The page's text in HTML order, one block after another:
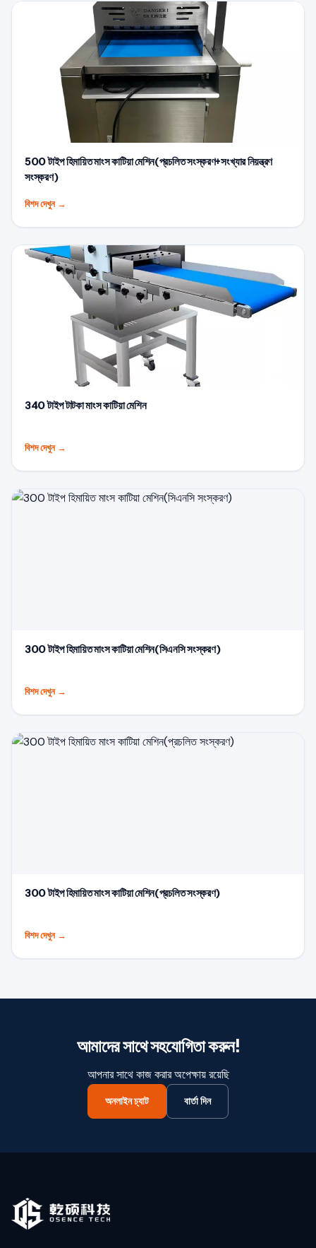
500 টাইপ হিমায়িত মাংস কাটিয়া মেশিন(প্রচলিত সংস্করণ+সংখ্যার নিয়ন্ত্রণ
সংস্করণ)
বিশদ দেখুন →
340 টাইপ টাটকা মাংস কাটিয়া মেশিন
বিশদ দেখুন →
300 টাইপ হিমায়িত মাংস কাটিয়া মেশিন(সিএনসি সংস্করণ)
বিশদ দেখুন →
300 টাইপ হিমায়িত মাংস কাটিয়া মেশিন(প্রচলিত সংস্করণ)
বিশদ দেখুন →
আমাদের সাথে সহযোগিতা করুন!
আপনার সাথে কাজ করার অপেক্ষায় রয়েছি
অনলাইন চ্যাট বার্তা দিন